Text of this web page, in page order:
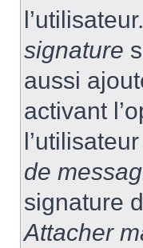
signature
aussi
activant
de
signature
Attacher